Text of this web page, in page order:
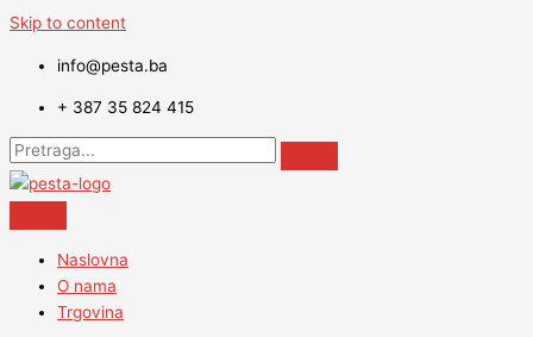
Skip to content
info@pesta.ba
+ 387 35 824 415
Naslovna
O nama
Trgovina